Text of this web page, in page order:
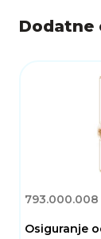
Dodatne
793.000.008
Osiguranje